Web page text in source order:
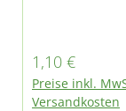
Regulärer
1,10 €
Preise inkl.
Versandkosten